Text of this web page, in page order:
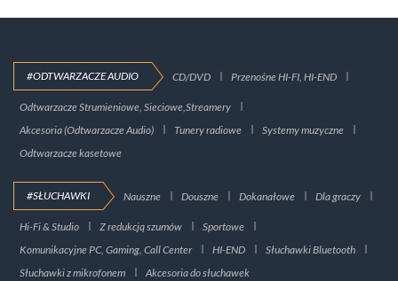
#ODTWARZACZE AUDIO CD/DVD Przenośne HI-FI, HI-END
Odtwarzacze Strumieniowe, Sieciowe,Streamery
Akcesoria (Odtwarzacze Audio)
Tunery radiowe
Systemy muzyczne
Odtwarzacze kasetowe
#SŁUCHAWKI Nauszne Douszne Dokanałowe Dla graczy
Hi-Fi & Studio Z redukcją szumów
Sportowe
Komunikacyjne PC, Gaming, Call Center
HI-END
Słuchawki Bluetooth
Słuchawki z mikrofonem
Akcesoria do słuchawek